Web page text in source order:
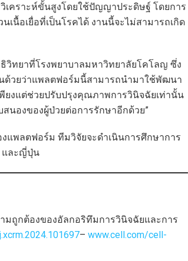
เคราะห์ขั้นสูงโดยใช้ปัญญาประดิษฐ์ โดยการ
นื้อเยื่อที่เป็นโรคได้ งานนี้จะไม่สามารถเกิด
วิทยาที่โรงพยาบาลมหาวิทยาลัยโคโลญ ซึ่ง
นด้วยว่าแพลตฟอร์มนี้สามารถนำมาใช้พัฒนา
ยงแต่ช่วยปรับปรุงคุณภาพการวินิจฉัยเท่านั้น
นองของผู้ป่วยต่อการรักษาอีกด้วย”
แพลตฟอร์ม ทีมวิจัยจะดำเนินการศึกษาการ
และญี่ปุ่น
มถูกต้องของอัลกอริทึมการวินิจฉัยและการ
– www.cell.com/cell-